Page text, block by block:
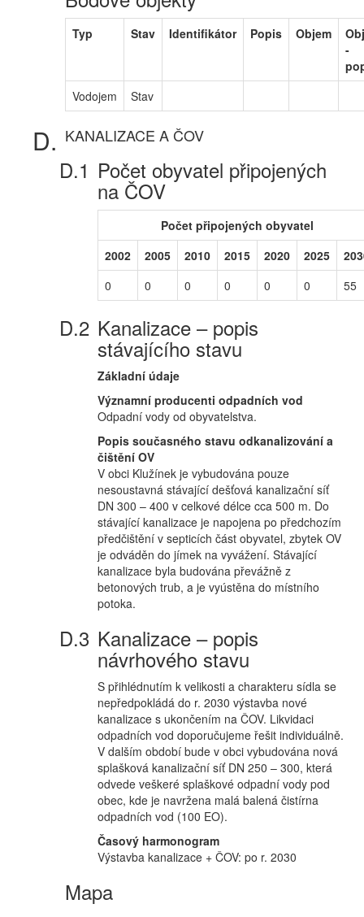
Typ Stav Identifikátor Popis Objem
-
Vodojem
Stav
KANALIZACE A ČOV
Počet obyvatel připojených
na ČOV
Počet připojených obyvatel
2002
2005 2010 2015 2020 2025
0
0 0 0 0 0 55
Kanalizace – popis
stávajícího stavu
Základní údaje
Významní producenti odpadních vod
Odpadní vody od obyvatelstva.
Popis současného stavu odkanalizování a
čištění OV
V obci Klužínek je vybudována pouze
nesoustavná stávající dešťová kanalizační síť
DN 300 – 400 v celkové délce cca 500 m. Do
stávající kanalizace je napojena po předchozím
předčištění v septicích část obyvatel, zbytek OV
je odváděn do jímek na vyvážení. Stávající
kanalizace byla budována převážně z
betonových trub, a je vyústěna do místního
potoka.
Kanalizace – popis
návrhového stavu
S přihlédnutím k velikosti a charakteru sídla se
nepředpokládá do r. 2030 výstavba nové
kanalizace s ukončením na ČOV. Likvidaci
odpadních vod doporučujeme řešit individuálně.
V dalším období bude v obci vybudována nová
splašková kanalizační síť DN 250 – 300, která
odvede veškeré splaškové odpadní vody pod
obec, kde je navržena malá balená čistírna
odpadních vod (100 EO).
Časový harmonogram
Výstavba kanalizace + ČOV: po r. 2030
Mapa